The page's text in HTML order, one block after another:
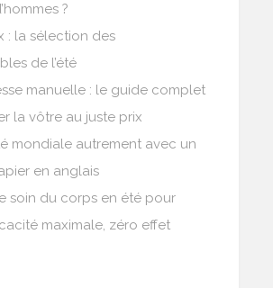
?
: la sélection des
de l’été
manuelle : le guide complet
la vôtre au juste prix
mondiale autrement avec un
en anglais
soin du corps en été pour
maximale, zéro effet